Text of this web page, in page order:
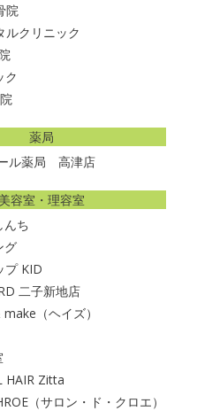
院
ルクリニック
ク
薬局
ル薬局 高津店
美容室・理容室
ち
グ
プ KID
二子新地店
（ヘイズ）
HAIR Zitta
（サロン・ド・クロエ）